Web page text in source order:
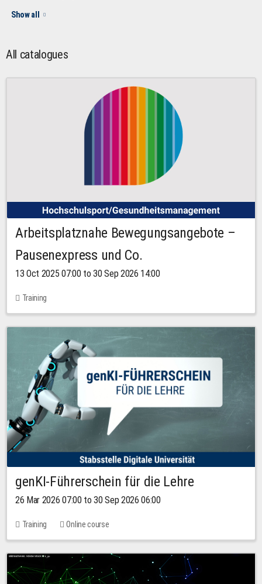
Show all
All catalogues
Arbeitsplatznahe Bewegungsangebote –
Pausenexpress und Co.
13 Oct 2025 07:00 to 30 Sep 2026 14:00
Training
genKI-Führerschein für die Lehre
26 Mar 2026 07:00 to 30 Sep 2026 06:00
Training Online course